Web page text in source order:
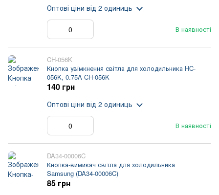
В наявності
Оптові ціни від 2 одиниць
CH-056K
Кнопка увімкнення світла для холодильника HC-
056K, 0.75A CH-056K
В наявності
140 грн
Оптові ціни від 2 одиниць
DA34-00006C
Кнопка-вимикач світла для холодильника
Samsung (DA34-00006C)
85 грн